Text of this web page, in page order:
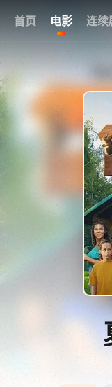
首页 电影 连续